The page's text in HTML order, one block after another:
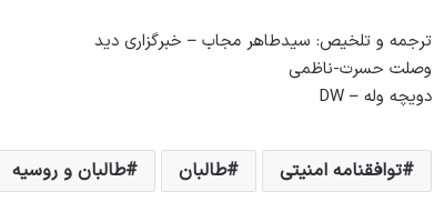
ترجمه و تلخیص: سیدطاهر مجاب – خبرگزاری دید
وصلت حسرت-ناظمی
دویچه وله – DW
توافقنامه امنیتی طالبان طالبان و روسیه